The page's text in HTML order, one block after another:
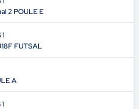
2 POULE E
FUTSAL
A